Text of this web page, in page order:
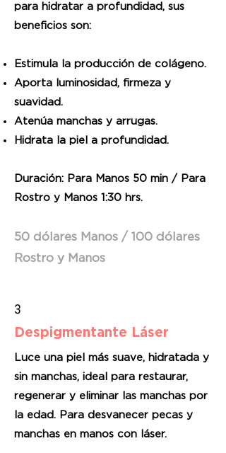
para hidratar a profundidad, sus
beneficios son:
Estimula la producción de colágeno.
Aporta luminosidad, firmeza y
suavidad.
Atenúa manchas y arrugas.
Hidrata la piel a profundidad.
Duración: Para Manos 50 min / Para
Rostro y Manos 1:30 hrs.
50 dólares Manos / 100 dólares
Rostro y Manos
3
Despigmentante Láser
Luce una piel más suave, hidratada y
sin manchas, ideal para restaurar,
regenerar y eliminar las manchas por
la edad. Para desvanecer pecas y
manchas en manos con láser.